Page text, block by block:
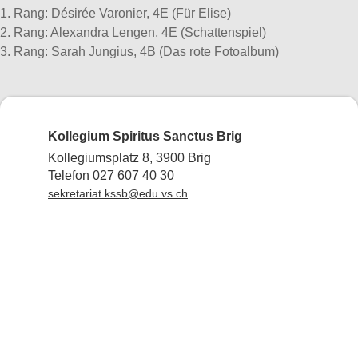
1. Rang: Désirée Varonier, 4E (Für Elise)
2. Rang: Alexandra Lengen, 4E (Schattenspiel)
3. Rang: Sarah Jungius, 4B (Das rote Fotoalbum)
Kollegium Spiritus Sanctus Brig
Kollegiumsplatz 8, 3900 Brig
Telefon 027 607 40 30
sekretariat.kssb@edu.vs.ch